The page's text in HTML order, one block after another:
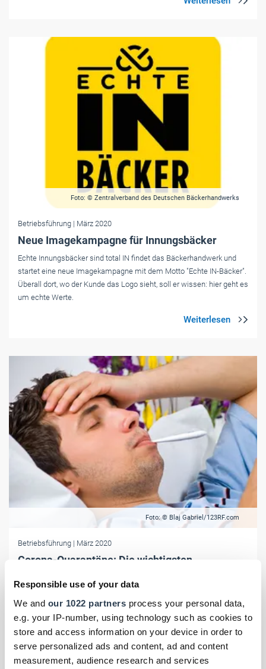
Responsible use of your data
We and our 1022 partners process your personal data,
e.g. your IP-number, using technology such as cookies to
store and access information on your device in order to
serve personalized ads and content, ad and content
measurement, audience research and services
Foto: © Zentralverband des Deutschen Bäckerhandwerks
Betriebsführung | März 2020
Neue Imagekampagne für Innungsbäcker
Echte Innungsbäcker sind total IN findet das Bäckerhandwerk und
startet eine neue Imagekampagne mit dem Motto "Echte IN-Bäcker".
Überall dort, wo der Kunde das Logo sieht, soll er wissen: hier geht es
um echte Werte.
Foto: © Blaj Gabriel/123RF.com
Betriebsführung | März 2020
Corona-Quarantäne: Die wichtigsten
Was bedeutet eine Quarantäne wegen des Corona-Virus rechtlich?
Anwälte geben die wichtigsten Antworten für Betroffene.